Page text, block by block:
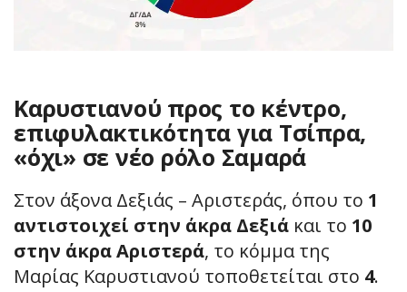
Καρυστιανού προς το κέντρο,
επιφυλακτικότητα για Τσίπρα,
«όχι» σε νέο ρόλο Σαμαρά
Στον άξονα Δεξιάς – Αριστεράς, όπου το 1
αντιστοιχεί στην άκρα Δεξιά και το 10
στην άκρα Αριστερά, το κόμμα της
Μαρίας Καρυστιανού τοποθετείται στο 4.